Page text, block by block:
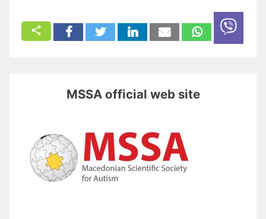
MSSA official web site